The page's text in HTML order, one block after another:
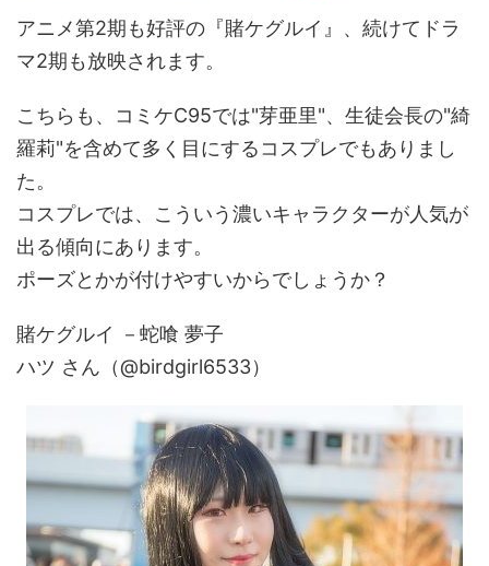
アニメ第2期も好評の『賭ケグルイ』、続けてドラ
マ2期も放映されます。
こちらも、コミケC95では"芽亜里"、生徒会長の"綺
羅莉"を含めて多く目にするコスプレでもありまし
た。
コスプレでは、こういう濃いキャラクターが人気が
出る傾向にあります。
ポーズとかが付けやすいからでしょうか？
賭ケグルイ －蛇喰 夢子
ハツ さん（@birdgirl6533）